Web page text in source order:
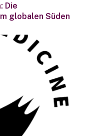
Die
globalen Süden